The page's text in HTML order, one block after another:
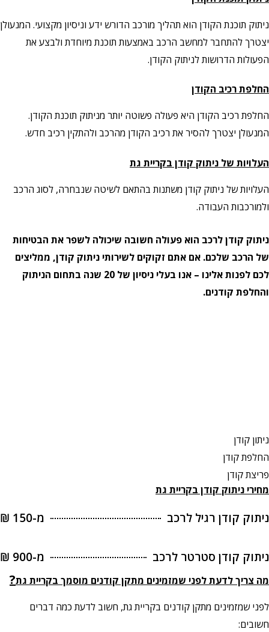
ניתוק תוכנת הקודן הוא תהליך מורכב הדורש ידע וניסיון מקצועי. המנעולן
יצטרך להתחבר למחשב הרכב באמצעות תוכנת מיוחדת ולבצע את
הפעולות הדרושות לניתוק הקודן.
החלפת רכיב הקודן
החלפת רכיב הקודן היא פעולה פשוטה יותר מניתוק תוכנת הקודן.
המנעולן יצטרך להסיר את רכיב הקודן מהרכב ולהתקין רכיב חדש.
העלויות של ניתוק קודן בקריית גת
העלויות של ניתוק קודן משתנות בהתאם לשיטה שנבחרה, לסוג הרכב
ולמורכבות העבודה.
ניתוק קודן לרכב הוא פעולה חשובה שיכולה לשפר את הבטיחות
של הרכב שלכם. אם אתם זקוקים לשירותי ניתוק קודן, ממליצים
לכם לפנות אלינו – אנו בעלי ניסיון של 20 שנה בתחום הניתוק
והחלפת קודנים.
ניתון קודן
החלפת קודן
פריצת קודן
מחירי ניתוק קודן בקריית גת
ניתוק קודן רגיל לרכב מ-150 ₪
ניתוק קודן סטרטר לרכב מ-900 ₪
מה צריך לדעת לפני שמזמינים מתקן קודנים מוסמך בקריית גת?
לפני שמזמינים מתקן קודנים בקריית גת, חשוב לדעת כמה דברים
חשובים: